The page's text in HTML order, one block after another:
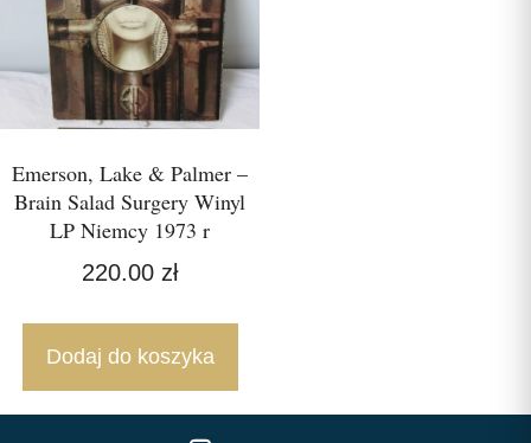
Emerson, Lake & Palmer –
Brain Salad Surgery Winyl
LP Niemcy 1973 r
220.00 zł
Dodaj do koszyka